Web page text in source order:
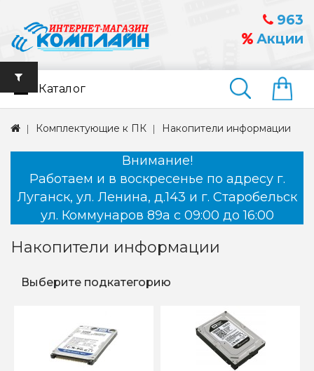
963
Акции
Найти
Каталог
Комплектующие к ПК Накопители информации
Внимание!
Работаем и в воскресенье по адресу г.
Луганск, ул. Ленина, д.143 и г. Старобельск
ул. Коммунаров 89а с 09:00 до 16:00
Накопители информации
Выберите подкатегорию